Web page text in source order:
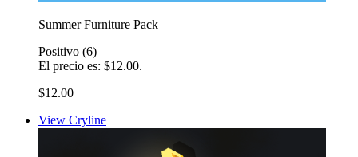
Summer Furniture Pack
Positivo (6)
El precio es: $12.00.
$12.00
View Cryline